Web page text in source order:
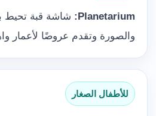
Planetarium:
شاشة قبة تحيط
والصورة وتقدم عروضًا لأعمار
للأطفال الصغار